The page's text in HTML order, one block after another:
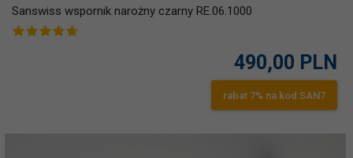
Sanswiss wspornik narożny czarny RE.06.1000
490,00 PLN
rabat 7% na kod SAN7